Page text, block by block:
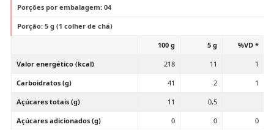
Porções por embalagem: 04
Porção: 5 g (1 colher de chá)
100 g 5 g %VD *
Valor energético (kcal) 218 11 1
Carboidratos (g) 41 2 1
Açúcares totais (g) 11 0,5
Açúcares adicionados (g) 0 0 0